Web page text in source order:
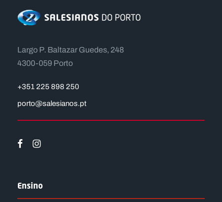
Largo P. Baltazar Guedes, 248
4300-059 Porto
+351 225 898 250
porto@salesianos.pt
Ensino